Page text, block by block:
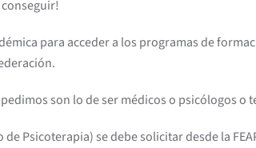
para acceder a los programas de
son lo de ser médicos o psicólogos
de Psicoterapia) se debe solicitar desde la